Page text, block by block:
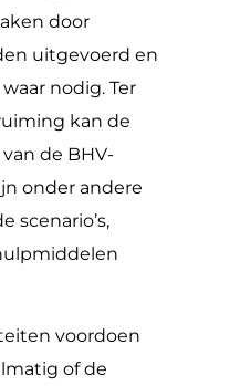
door
uitgevoerd en
nodig. Ter
kan de
de BHV-
onder andere
scenario’s,
voordoen
of de